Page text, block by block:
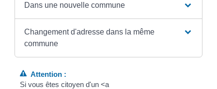
Dans une nouvelle commune
Changement d'adresse dans la même
commune
Attention :
Si vous êtes citoyen d'un <a